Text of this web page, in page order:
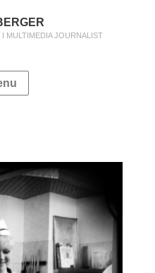
MULTIMEDIA JOURNALIST